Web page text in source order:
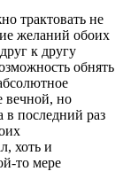
трактовать не
желаний обоих
к другу
обнять
вечной, но
в последний раз
хоть и
то мере